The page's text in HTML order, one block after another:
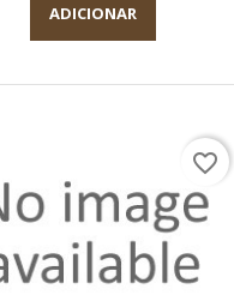
ADICIONAR
favorite_border